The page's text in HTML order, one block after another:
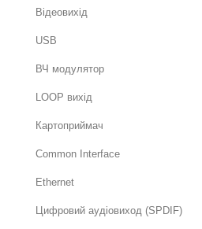
Відеовихід
USB
ВЧ модулятор
LOOP вихід
Картоприймач
Common Interface
Ethernet
Цифровий аудіовиход (SPDIF)